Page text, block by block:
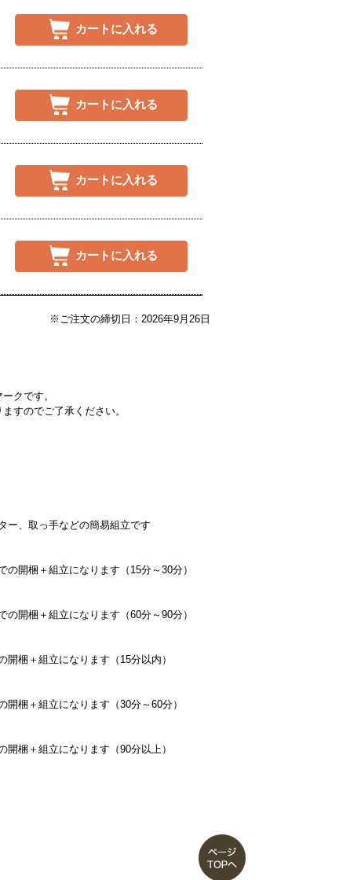
カートに入れる
カートに入れる
カートに入れる
カートに入れる
※ご注文の締切日：2026年9月26日
クです。
すのでご了承ください。
ー、取っ手などの簡易組立です
の開梱＋組立になります（15分～30分）
の開梱＋組立になります（60分～90分）
開梱＋組立になります（15分以内）
開梱＋組立になります（30分～60分）
開梱＋組立になります（90分以上）